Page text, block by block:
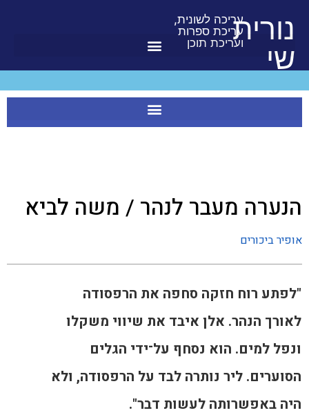
נורית
שי
עריכה לשונית,
עריכת ספרות
ועריכת תוכן
הנערה מעבר לנהר / משה לביא
אופיר ביכורים
"לפתע רוח חזקה סחפה את הרפסודה
לאורך הנהר. אלן איבד את שיווי משקלו
ונפל למים. הוא נסחף על־ידי הגלים
הסוערים. ליר נותרה לבד על הרפסודה, ולא
היה באפשרותה לעשות דבר".